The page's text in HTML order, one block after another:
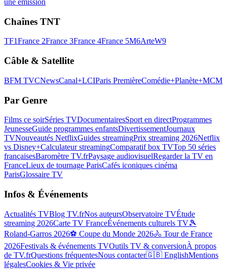
une émission
Chaînes TNT
TF1France 2France 3France 4France 5M6ArteW9
Câble & Satellite
BFM TVCNewsCanal+LCIParis PremièreComédie+Planète+MCM
Par Genre
Films ce soirSéries TVDocumentairesSport en directProgrammes
JeunesseGuide programmes enfantsDivertissementJournaux
TVNouveautés NetflixGuides streamingPrix streaming 2026Netflix
vs Disney+Calculateur streamingComparatif box TVTop 50 séries
françaisesBaromètre TV.frPaysage audiovisuelRegarder la TV en
FranceLieux de tournage ParisCafés iconiques cinéma
ParisGlossaire TV
Infos & Événements
Actualités TVBlog TV.frNos auteursObservatoire TVÉtude
streaming 2026Carte TV FranceÉvénements culturels TV🎾
Roland-Garros 2026⚽ Coupe du Monde 2026🚴 Tour de France
2026Festivals & événements TVOutils TV & conversionÀ propos
de TV.frQuestions fréquentesNous contacter🇬🇧 EnglishMentions
légalesCookies & Vie privée